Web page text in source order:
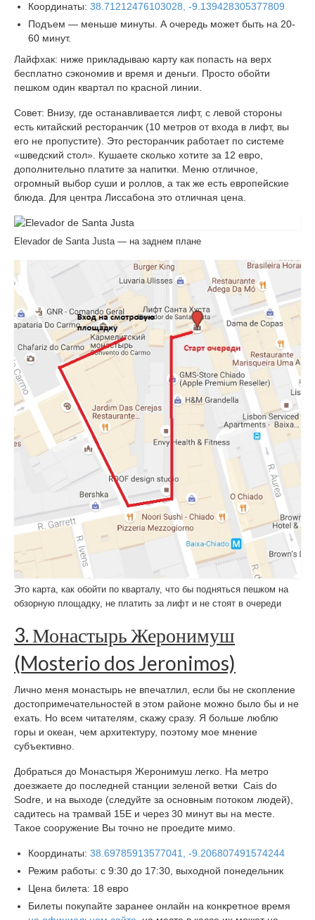
Координаты: 38.71212476103028, -9.139428305377809
Подъем — меньше минуты. А очередь может быть на 20-
60 минут.
Лайфхак: ниже прикладываю карту как попасть на верх
бесплатно сэкономив и время и деньги. Просто обойти
пешком один квартал по красной линии.
Совет: Внизу, где останавливается лифт, с левой стороны
есть китайский ресторанчик (10 метров от входа в лифт, вы
его не пропустите). Это ресторанчик работает по системе
«шведский стол». Кушаете сколько хотите за 12 евро,
дополнительно платите за напитки. Меню отличное,
огромный выбор суши и роллов, а так же есть европейские
блюда. Для центра Лиссабона это отличная цена.
Elevador de Santa Justa — на заднем плане
Это карта, как обойти по кварталу, что бы подняться пешком на
обзорную площадку, не платить за лифт и не стоят в очереди
3. Монастырь Жеронимуш
(Mosterio dos Jeronimos)
Лично меня монастырь не впечатлил, если бы не скопление
достопримечательностей в этом районе можно было бы и не
ехать. Но всем читателям, скажу сразу. Я больше люблю
горы и океан, чем архитектуру, поэтому мое мнение
субъективно.
Добраться до Монастыря Жеронимуш легко. На метро
доезжаете до последней станции зеленой ветки Cais do
Sodre, и на выходе (следуйте за основным потоком людей),
садитесь на трамвай 15Е и через 30 минут вы на месте.
Такое сооружение Вы точно не проедите мимо.
Координаты: 38.69785913577041, -9.206807491574244
Режим работы: с 9:30 до 17:30, выходной понедельник
Цена билета: 18 евро
Билеты покупайте заранее онлайн на конкретное время